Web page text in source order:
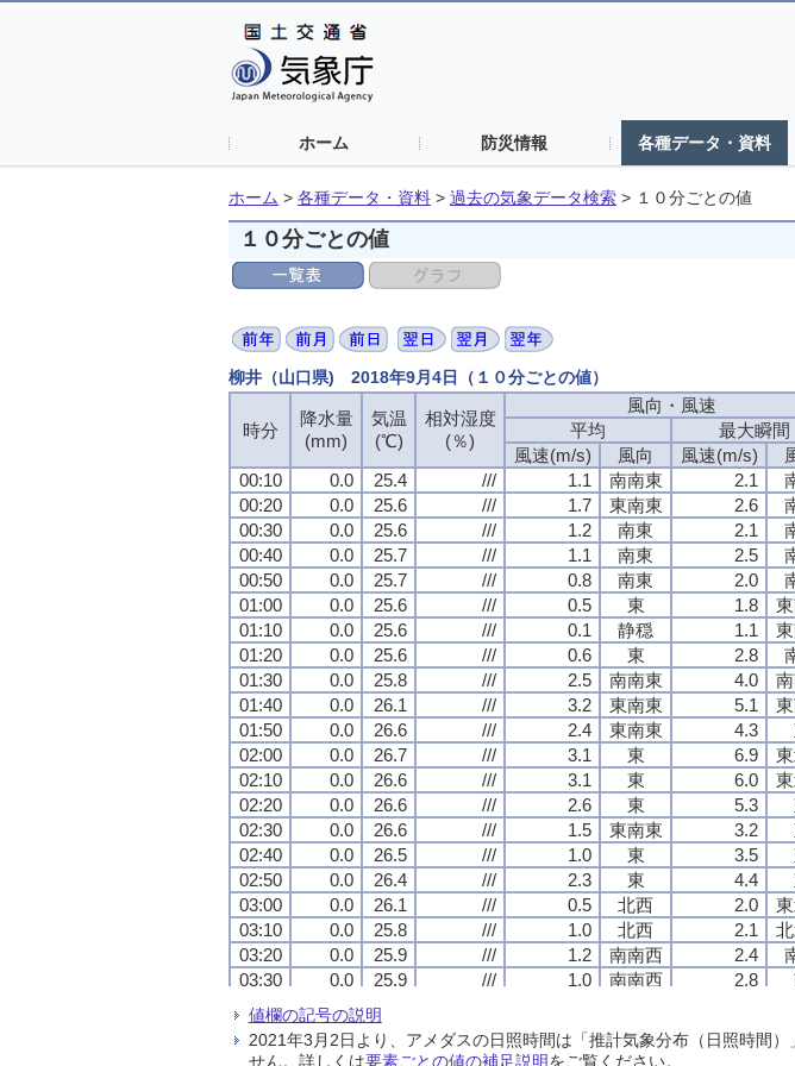
ホーム 防災情報 各種データ・資料
ホーム > 各種データ・資料 > 過去の気象データ検索 > １０分ごとの値
１０分ごとの値
柳井（山口県) 2018年9月4日（１０分ごとの値）
時分
降水量
(mm)
気温
(℃)
相対湿度
(％)
風向・風速
平均
最大瞬間
風速(m/s)
風向 風速(m/s)
00:10
0.0 25.4 /// 1.1 南南東 2.1
00:20
0.0 25.6 /// 1.7 東南東 2.6
00:30
0.0 25.6 /// 1.2 南東 2.1
00:40
0.0 25.7 /// 1.1 南東 2.5
00:50
0.0 25.7 /// 0.8 南東 2.0
01:00
0.0 25.6 /// 0.5 東 1.8
01:10
0.0 25.6 /// 0.1 静穏 1.1
01:20
0.0 25.6 /// 0.6 東 2.8
01:30
0.0 25.8 /// 2.5 南南東 4.0
01:40
0.0 26.1 /// 3.2 東南東 5.1
01:50
0.0 26.6 /// 2.4 東南東 4.3
02:00
0.0 26.7 /// 3.1 東 6.9
02:10
0.0 26.6 /// 3.1 東 6.0
02:20
0.0 26.6 /// 2.6 東 5.3
02:30
0.0 26.6 /// 1.5 東南東 3.2
02:40
0.0 26.5 /// 1.0 東 3.5
02:50
0.0 26.4 /// 2.3 東 4.4
03:00
0.0 26.1 /// 0.5 北西 2.0
03:10
0.0 25.8 /// 1.0 北西 2.1
03:20
0.0 25.9 /// 1.2 南南西 2.4
03:30
0.0 25.9 /// 1.0 南南西 2.8
03:40
0.0 25.9
03:50
0.0 26.2 /// 1.6 南 3.7
04:00
0.0 26.3 /// 1.7 東 3.3
時分
降水量
(mm)
気温
(℃)
相対湿度
(％)
風向・風速
平均
最大瞬間
風速(m/s)
風向 風速(m/s)
00:10
0.0 25.4 /// 1.1 南南東 2.1
00:20
0.0 25.6 /// 1.7 東南東 2.6
00:30
0.0 25.6 /// 1.2 南東 2.1
00:40
0.0 25.7 /// 1.1 南東 2.5
00:50
0.0 25.7 /// 0.8 南東 2.0
01:00
0.0 25.6 /// 0.5 東 1.8
01:10
0.0 25.6 /// 0.1 静穏 1.1
01:20
0.0 25.6 /// 0.6 東 2.8
01:30
0.0 25.8 /// 2.5 南南東 4.0
01:40
0.0 26.1 /// 3.2 東南東 5.1
01:50
0.0 26.6 /// 2.4 東南東 4.3
02:00
0.0 26.7 /// 3.1 東 6.9
02:10
0.0 26.6 /// 3.1 東 6.0
02:20
0.0 26.6 /// 2.6 東 5.3
02:30
0.0 26.6 /// 1.5 東南東 3.2
02:40
0.0 26.5 /// 1.0 東 3.5
02:50
0.0 26.4 /// 2.3 東 4.4
03:00
0.0 26.1 /// 0.5 北西 2.0
03:10
0.0 25.8 /// 1.0 北西 2.1
03:20
0.0 25.9 /// 1.2 南南西 2.4
03:30
0.0 25.9 /// 1.0 南南西 2.8
03:40
0.0 25.9
03:50
0.0 26.2 /// 1.6 南 3.7
04:00
0.0 26.3 /// 1.7 東 3.3
時分
降水量
(mm)
気温
(℃)
相対湿度
(％)
風向・風速
平均
最大瞬間
風速(m/s)
風向 風速(m/s)
00:10
0.0 25.4 /// 1.1 南南東 2.1
00:20
0.0 25.6 /// 1.7 東南東 2.6
00:30
0.0 25.6 /// 1.2 南東 2.1
00:40
0.0 25.7 /// 1.1 南東 2.5
00:50
0.0 25.7 /// 0.8 南東 2.0
01:00
0.0 25.6 /// 0.5 東 1.8
01:10
0.0 25.6 /// 0.1 静穏 1.1
01:20
0.0 25.6 /// 0.6 東 2.8
01:30
0.0 25.8 /// 2.5 南南東 4.0
01:40
0.0 26.1 /// 3.2 東南東 5.1
01:50
0.0 26.6 /// 2.4 東南東 4.3
02:00
0.0 26.7 /// 3.1 東 6.9
02:10
0.0 26.6 /// 3.1 東 6.0
02:20
0.0 26.6 /// 2.6 東 5.3
02:30
0.0 26.6 /// 1.5 東南東 3.2
02:40
0.0 26.5 /// 1.0 東 3.5
02:50
0.0 26.4 /// 2.3 東 4.4
03:00
0.0 26.1 /// 0.5 北西 2.0
03:10
0.0 25.8 /// 1.0 北西 2.1
03:20
0.0 25.9 /// 1.2 南南西 2.4
03:30
0.0 25.9 /// 1.0 南南西 2.8
03:40
0.0 25.9
03:50
0.0 26.2 /// 1.6 南 3.7
04:00
0.0 26.3 /// 1.7 東 3.3
時分
降水量
(mm)
気温
(℃)
相対湿度
(％)
風向・風速
平均
最大瞬間
風速(m/s)
風向 風速(m/s)
00:10
0.0 25.4 /// 1.1 南南東 2.1
00:20
0.0 25.6 /// 1.7 東南東 2.6
00:30
0.0 25.6 /// 1.2 南東 2.1
00:40
0.0 25.7 /// 1.1 南東 2.5
00:50
0.0 25.7 /// 0.8 南東 2.0
01:00
0.0 25.6 /// 0.5 東 1.8
01:10
0.0 25.6 /// 0.1 静穏 1.1
01:20
0.0 25.6 /// 0.6 東 2.8
01:30
0.0 25.8 /// 2.5 南南東 4.0
01:40
0.0 26.1 /// 3.2 東南東 5.1
01:50
0.0 26.6 /// 2.4 東南東 4.3
02:00
0.0 26.7 /// 3.1 東 6.9
02:10
0.0 26.6 /// 3.1 東 6.0
02:20
0.0 26.6 /// 2.6 東 5.3
02:30
0.0 26.6 /// 1.5 東南東 3.2
02:40
0.0 26.5 /// 1.0 東 3.5
02:50
0.0 26.4 /// 2.3 東 4.4
03:00
0.0 26.1 /// 0.5 北西 2.0
03:10
0.0 25.8 /// 1.0 北西 2.1
03:20
0.0 25.9 /// 1.2 南南西 2.4
03:30
0.0 25.9 /// 1.0 南南西 2.8
03:40
0.0 25.9
03:50
0.0 26.2 /// 1.6 南 3.7
04:00
0.0 26.3 /// 1.7 東 3.3
値欄の記号の説明
2021年3月2日より、アメダスの日照時間は「推計気象分布（日照時間
せん。詳しくは要素ごとの値の補足説明をご覧ください。